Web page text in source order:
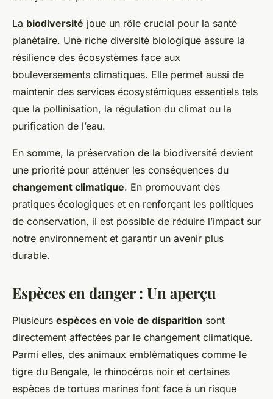
La biodiversité joue un rôle crucial pour la santé
planétaire. Une riche diversité biologique assure la
résilience des écosystèmes face aux
bouleversements climatiques. Elle permet aussi de
maintenir des services écosystémiques essentiels tels
que la pollinisation, la régulation du climat ou la
purification de l’eau.
En somme, la préservation de la biodiversité devient
une priorité pour atténuer les conséquences du
changement climatique. En promouvant des
pratiques écologiques et en renforçant les politiques
de conservation, il est possible de réduire l’impact sur
notre environnement et garantir un avenir plus
durable.
Espèces en danger : Un aperçu
Plusieurs espèces en voie de disparition sont
directement affectées par le changement climatique.
Parmi elles, des animaux emblématiques comme le
tigre du Bengale, le rhinocéros noir et certaines
espèces de tortues marines font face à un risque